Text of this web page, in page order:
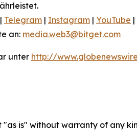
| Telegram | Instagram | YouTube |
an: media.web3@bitget.com
unter http://
"as is" without warranty of any